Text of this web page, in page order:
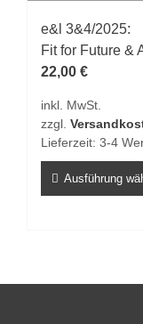
Varianten
auf.
Die
Optionen
auf
der
gewählt
werden
e&l 3&4/2025:
Fit for Future &
22,00 €
inkl. MwSt.
zzgl.
Lieferzeit: 3-4
Ausführung